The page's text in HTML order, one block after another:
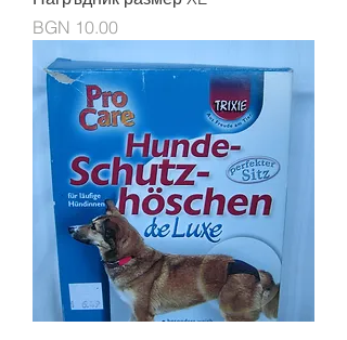
Price
BGN 10.00